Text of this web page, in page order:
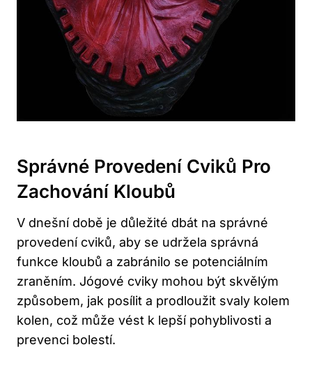
Správné Provedení Cviků Pro
Zachování Kloubů
V dnešní době je důležité dbát na správné
provedení cviků, aby se udržela správná
funkce kloubů a zabránilo se potenciálním
zraněním. Jógové cviky mohou být skvělým
způsobem, jak posílit a prodloužit svaly kolem
kolen, což může vést k lepší pohyblivosti a
prevenci bolestí.